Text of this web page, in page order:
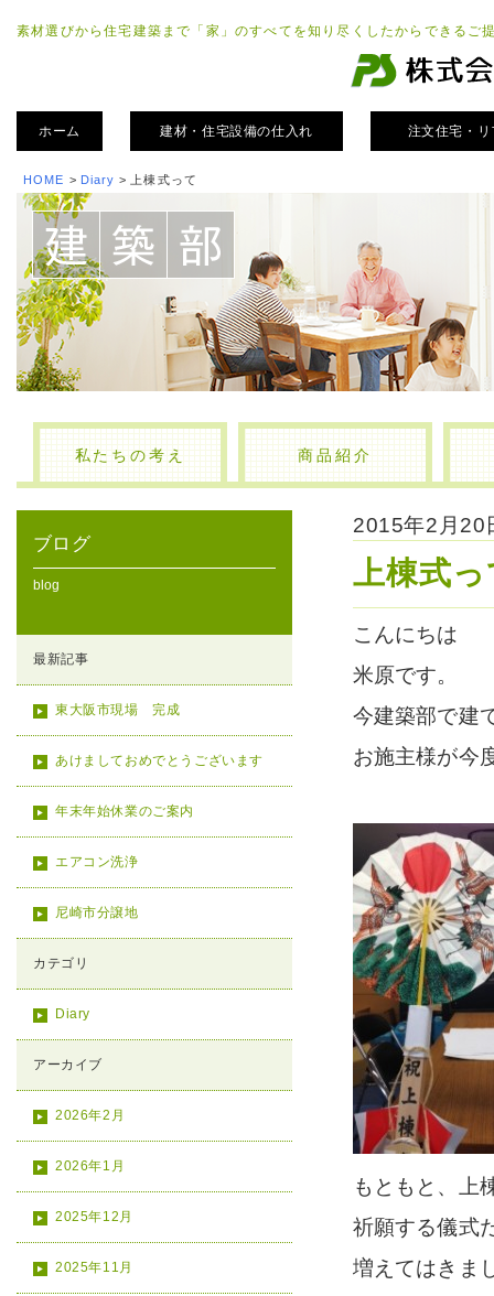
素材選びから住宅建築まで「家」のすべてを知り尽くしたからできるご
ホーム 建材・住宅設備の仕入れ 注文住宅・
HOME > Diary > 上棟式って
私たちの考え 商品紹介
ブログ
blog
最新記事
東大阪市現場 完成
あけましておめでとうございます
年末年始休業のご案内
エアコン洗浄
尼崎市分譲地
カテゴリ
Diary
アーカイブ
2026年2月
2026年1月
2025年12月
2025年11月
2015年2月
上棟式
こんにちは
米原です。
今建築部で建
お施主様が今
もともと、上
祈願する儀式
増えてはきま